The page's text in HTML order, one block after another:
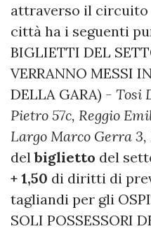
attraverso il circuito
città ha i seguenti
BIGLIETTI DEL
VERRANNO MESSI
DELLA GARA) - Tosi
Pietro 57c, Reggio
Largo Marco Gerra 3,
delbiglietto del
+ 1,50 di diritti di
tagliandi per gli
SOLI POSSESSORI